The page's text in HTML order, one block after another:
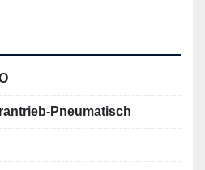
Pneumatisch